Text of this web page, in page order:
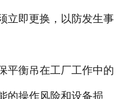
立即更换，以防发生事
平衡吊在工厂工作中的
的操作风险和设备损